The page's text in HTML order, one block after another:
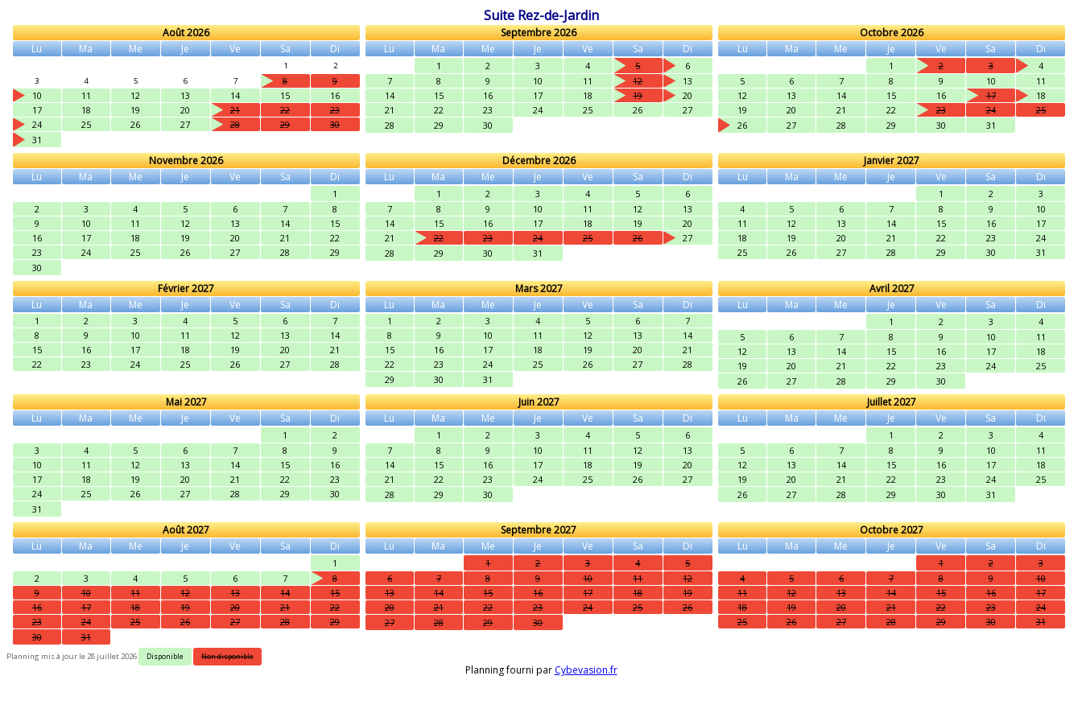
Suite Rez-de-Jardin
Août 2026
Lu
Ma Me Je Ve Sa Di
1
2
3
4 5 6 7 8
9
10
11 12 13 14 15
16
17
18 19 20 21 22
23
24
25 26 27 28 29
30
31
Septembre 2026
Lu
Ma Me Je Ve Sa Di
1 2 3 4 5
6
7
8 9 10 11 12
13
14
15 16 17 18 19
20
21
22 23 24 25 26
27
28
29 30
Octobre 2026
Lu
Ma Me Je Ve Sa Di
1 2 3
4
5
6 7 8 9 10
11
12
13 14 15 16 17
18
19
20 21 22 23 24
25
26
27 28 29 30 31
Novembre 2026
Lu
Ma Me Je Ve Sa Di
1
2
3 4 5 6 7
8
9
10 11 12 13 14
15
16
17 18 19 20 21
22
23
24 25 26 27 28
29
30
Décembre 2026
Lu
Ma Me Je Ve Sa Di
1 2 3 4 5
6
7
8 9 10 11 12
13
14
15 16 17 18 19
20
21
22 23 24 25 26
27
28
29 30 31
Janvier 2027
Lu
Ma Me Je Ve Sa Di
1 2
3
4
5 6 7 8 9
10
11
12 13 14 15 16
17
18
19 20 21 22 23
24
25
26 27 28 29 30 31
Février 2027
Lu
Ma Me Je Ve Sa Di
1 2 3 4 5 6
7
8
9 10 11 12 13
14
15
16 17 18 19 20
21
22
23 24 25 26 27 28
Mars 2027
Lu
Ma Me Je Ve Sa Di
1 2 3 4 5 6
7
8
9 10 11 12 13
14
15
16 17 18 19 20
21
22
23 24 25 26 27
28
29
30 31
Avril 2027
Lu
Ma Me Je Ve Sa Di
1 2 3
4
5
6 7 8 9 10
11
12
13 14 15 16 17
18
19
20 21 22 23 24
25
26
27 28 29 30
Mai 2027
Lu
Ma Me Je Ve Sa Di
1
2
3
4 5 6 7 8
9
10
11 12 13 14 15
16
17
18 19 20 21 22
23
24
25 26 27 28 29
30
31
Juin 2027
Lu
Ma Me Je Ve Sa Di
1 2 3 4 5
6
7
8 9 10 11 12
13
14
15 16 17 18 19
20
21
22 23 24 25 26
27
28
29 30
Juillet 2027
Lu
Ma Me Je Ve Sa Di
1 2 3
4
5
6 7 8 9 10
11
12
13 14 15 16 17
18
19
20 21 22 23 24
25
26
27 28 29 30 31
Août 2027
Lu
Ma Me Je Ve Sa Di
1
2
3 4 5 6 7
8
9
10 11 12 13 14
15
16
17 18 19 20 21
22
23
24 25 26 27 28
29
30
31
Septembre 2027
Lu
Ma Me Je Ve Sa Di
1 2 3 4
5
6
7 8 9 10 11
12
13
14 15 16 17 18
19
20
21 22 23 24 25
26
27
28 29 30
Octobre 2027
Lu
Ma Me Je Ve Sa Di
1 2
3
4
5 6 7 8 9
10
11
12 13 14 15 16
17
18
19 20 21 22 23
24
25
26 27 28 29 30 31
Planning mis à jour le 28 juillet 2026 Disponible Non disponible
Planning fourni par Cybevasion.fr